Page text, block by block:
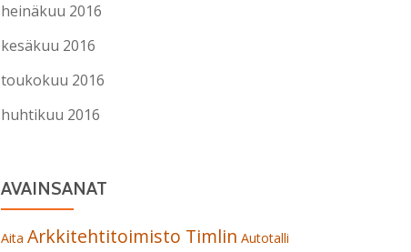
heinäkuu 2016
kesäkuu 2016
toukokuu 2016
huhtikuu 2016
AVAINSANAT
Aita Arkkitehtitoimisto Timlin Autotalli